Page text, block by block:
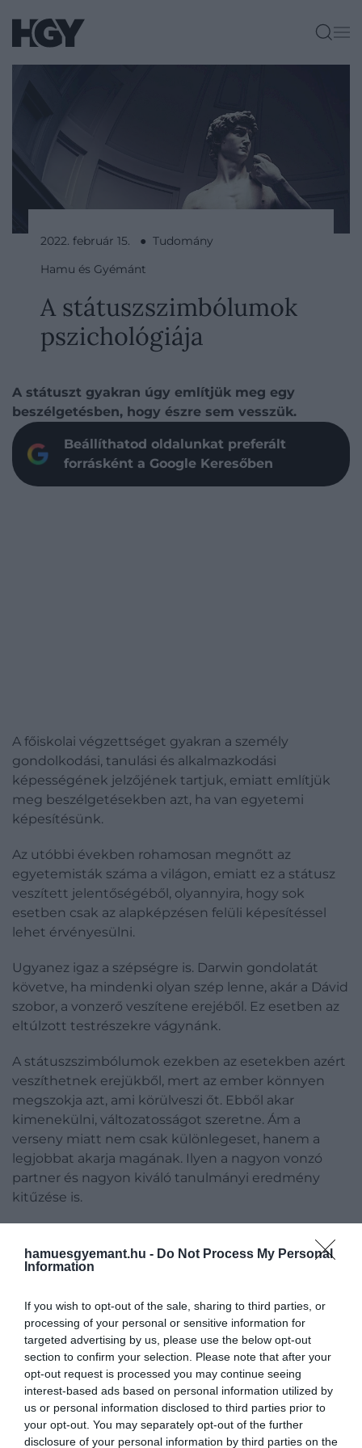
hamuesgyemant.hu - Do Not Process My Personal
Information
If you wish to opt-out of the sale, sharing to third parties, or
processing of your personal or sensitive information for
targeted advertising by us, please use the below opt-out
section to confirm your selection. Please note that after your
opt-out request is processed you may continue seeing
interest-based ads based on personal information utilized by
us or personal information disclosed to third parties prior to
your opt-out. You may separately opt-out of the further
disclosure of your personal information by third parties on the
2022. február 15. ● Tudomány
Hamu és Gyémánt
A státuszszimbólumok
pszichológiája
A státuszt gyakran úgy említjük meg egy
beszélgetésben, hogy észre sem vesszük.
Beállíthatod oldalunkat preferált
forrásként a Google Keresőben
A főiskolai végzettséget gyakran a személy
gondolkodási, tanulási és alkalmazkodási
képességének jelzőjének tartjuk, emiatt említjük
meg beszélgetésekben azt, ha van egyetemi
képesítésünk.
Az utóbbi években rohamosan megnőtt az
egyetemisták száma a világon, emiatt ez a státusz
veszített jelentőségéből, olyannyira, hogy sok
esetben csak az alapképzésen felüli képesítéssel
lehet érvényesülni.
Ugyanez igaz a szépségre is. Darwin gondolatát
követve, ha mindenki olyan szép lenne, akár a Dávid
szobor, a vonzerő veszítene erejéből. Ez esetben az
eltúlzott testrészekre vágynánk.
A státuszszimbólumok ezekben az esetekben azért
veszíthetnek erejükből, mert az ember könnyen
megszokja azt, ami körülveszi őt. Ebből akar
kimenekülni, változatosságot szeretne. Ám a
verseny miatt nem csak különlegeset, hanem a
legjobbat akarja magának. Ilyen a nagyon vonzó
partner és nagyon kiváló tanulmányi eredmény
kitűzése is.
embereket kérdeznek arról, elfogadnának-e egy
fizetésemelést, igent mondanak rá. Ám amikor azt
kollégáik négyszeres emelést kapnak, nemleges
választ adnak. Innen látszik, hogy a státusz jelzése
nem logikus és nem objektív, másokhoz képest
szeretnénk jobbak lenni, ami relatív.
Mik lehetnek a partneren és végzettségen kívül
státuszszimbólumok? A nyelvészek kimutatták,
hogy a középosztálybeli emberek beszélnek a